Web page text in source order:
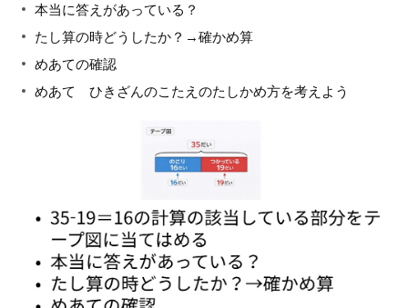
本当に答えがあっている？
たし算の時どうしたか？→確かめ算
めあての確認
めあて ひきざんのこたえのたしかめ方を考えよう